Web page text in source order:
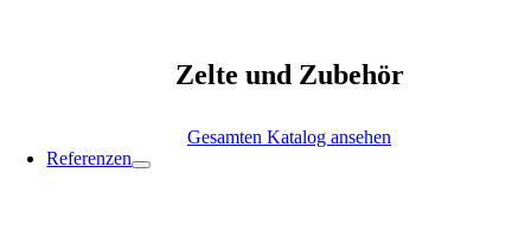
Zelte und Zubehör
Gesamten Katalog ansehen
Referenzen